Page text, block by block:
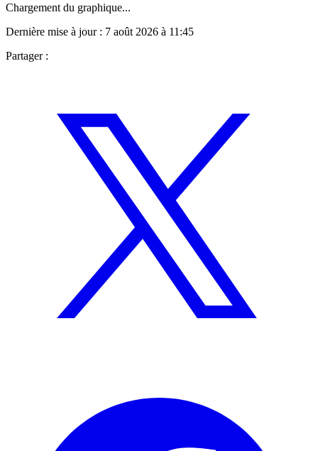
Chargement du graphique...
Dernière mise à jour : 7 août 2026 à 11:45
Partager :